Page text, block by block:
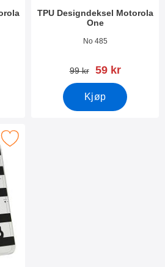
TPU Designdeksel Motorola
One
Varenummer 29313
No 485
gammel pris
99 kr ny pris
59 kr
Kjøp
Motorola One som favoritt